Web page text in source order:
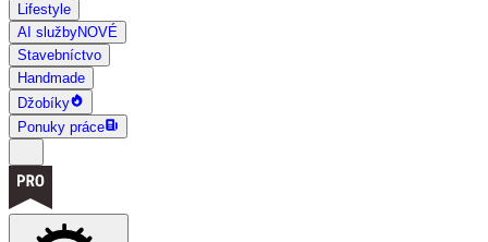
Lifestyle
AI službyNOVÉ
Stavebníctvo
Handmade
Džobíky
Ponuky práce